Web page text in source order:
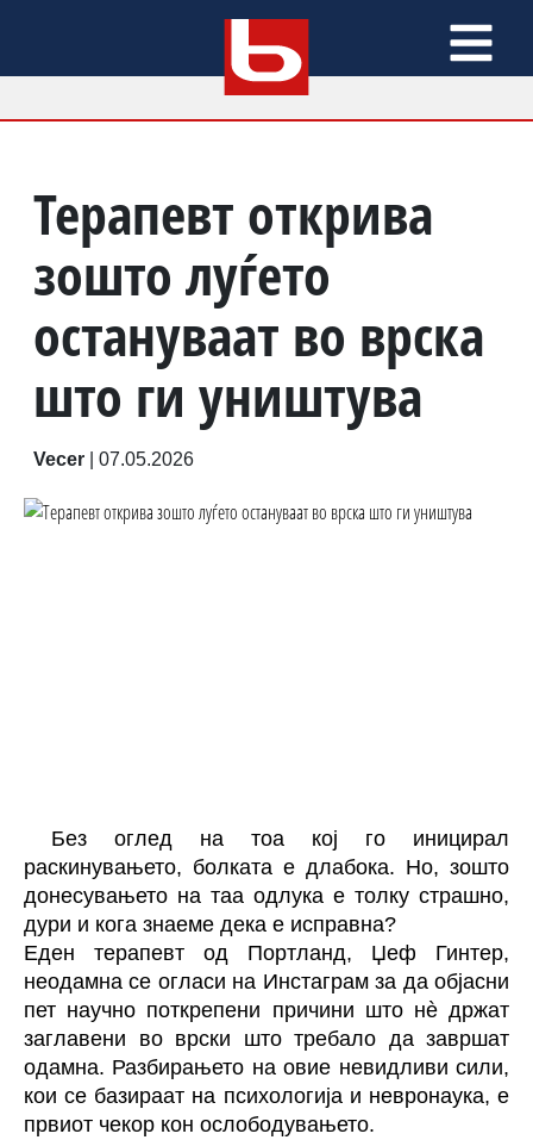
Терапевт открива
зошто луѓето
остануваат во врска
што ги уништува
Vecer 07.05.2026
Без оглед на тоа кој го иницирал
раскинувањето, болката е длабока. Но, зошто
донесувањето на таа одлука е толку страшно,
дури и кога знаеме дека е исправна?
Еден терапевт од Портланд, Џеф Гинтер,
неодамна се огласи на Инстаграм за да објасни
пет научно поткрепени причини што нè држат
заглавени во врски што требало да завршат
одамна. Разбирањето на овие невидливи сили,
кои се базираат на психологија и невронаука, е
првиот чекор кон ослободувањето.